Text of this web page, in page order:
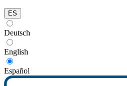
ES
Deutsch
English
Español